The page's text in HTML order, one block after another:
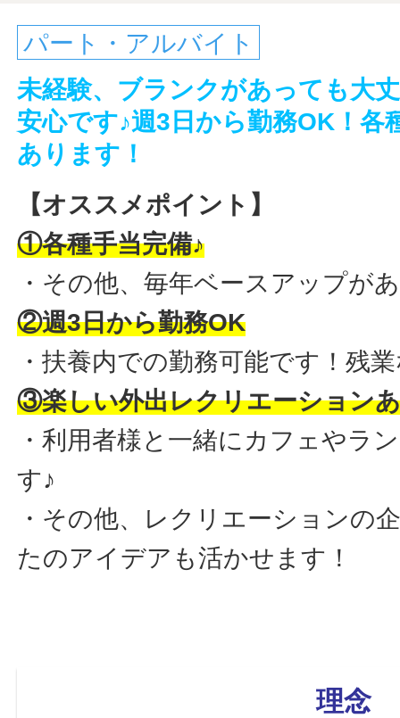
パート・アルバイト
未経験、ブランクがあっても大
安心です♪週3日から勤務OK！各
あります！
【オススメポイント】
①各種手当完備♪
・その他、毎年ベースアップが
②週3日から勤務OK
・扶養内での勤務可能です！残
③楽しい外出レクリエーション
・利用者様と一緒にカフェやラ
す♪
・その他、レクリエーションの
たのアイデアも活かせます！
理念